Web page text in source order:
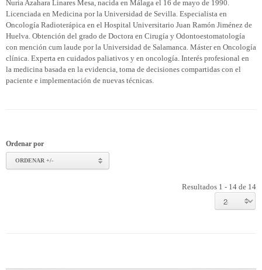
Nuria Azahara Linares Mesa, nacida en Málaga el 16 de mayo de 1990.
Licenciada en Medicina por la Universidad de Sevilla. Especialista en
Oncología Radioterápica en el Hospital Universitario Juan Ramón Jiménez de
Huelva. Obtención del grado de Doctora en Cirugía y Odontoestomatología
con mención cum laude por la Universidad de Salamanca. Máster en Oncología
clínica. Experta en cuidados paliativos y en oncología. Interés profesional en
la medicina basada en la evidencia, toma de decisiones compartidas con el
paciente e implementación de nuevas técnicas.
Ordenar por
ORDENAR +/-
Resultados 1 - 14 de 14